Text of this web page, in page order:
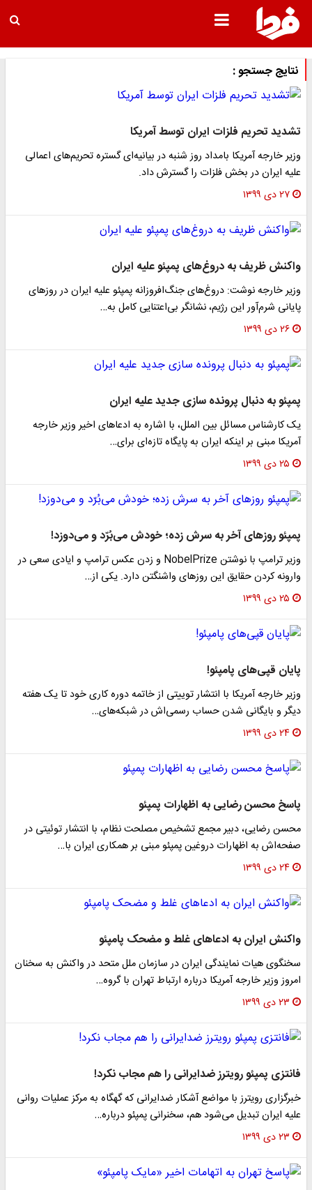
نتایج جستجو :
تشدید تحریم فلزات ایران توسط آمریکا
وزیر خارجه آمریکا بامداد روز شنبه در بیانیه‌ای گستره تحریم‌های اعمالی
علیه ایران در بخش فلزات را گسترش داد.
۲۷ دی ۱۳۹۹
واکنش ظریف به دروغ‌های پمپئو علیه ایران
وزیر خارجه نوشت: دروغ‌های جنگ‌افروزانه پمپئو علیه ایران در روزهای
پایانی شرم‌آور این رژیم، نشانگر بی‌اعتنایی کامل به…
۲۶ دی ۱۳۹۹
پمپئو به دنبال پرونده سازی جدید علیه ایران
یک کارشناس مسائل بین الملل، با اشاره به ادعا‌های اخیر وزیر خارجه
آمریکا مبنی بر اینکه ایران به پایگاه تازه‌ای برای…
۲۵ دی ۱۳۹۹
پمپئو روز‌های آخر به سرش زده؛ خودش می‌بُرّد و می‌دوزد!
وزیر ترامپ با نوشتن NobelPrize و زدن عکس ترامپ و ایادی سعی در
وارونه کردن حقایق این روز‌های واشنگتن دارد. یکی از…
۲۵ دی ۱۳۹۹
پایان قپی‌های پامپئو!
وزیر خارجه آمریکا با انتشار توییتی از خاتمه دوره کاری خود تا یک هفته
دیگر و بایگانی شدن حساب رسمی‌اش در شبکه‌های…
۲۴ دی ۱۳۹۹
پاسخ محسن رضایی به اظهارات پمپئو
محسن رضایی، دبیر مجمع تشخیص مصلحت نظام، با انتشار توئیتی در
صفحه‌اش به اظهارات دروغین پمپئو مبنی بر همکاری ایران با…
۲۴ دی ۱۳۹۹
واکنش ایران به ادعاهای غلط و مضحک پامپئو
سخنگوی هیات نمایندگی ایران در سازمان ملل متحد در واکنش به سخنان
امروز وزیر خارجه آمریکا درباره ارتباط تهران با گروه…
۲۳ دی ۱۳۹۹
فانتزی پمپئو رویترز ضدایرانی را هم مجاب نکرد!
خبرگزاری رویترز با مواضع آشکار ضدایرانی که گهگاه به مرکز عملیات روانی
علیه ایران تبدیل می‌شود هم، سخنرانی پمپئو درباره…
۲۳ دی ۱۳۹۹